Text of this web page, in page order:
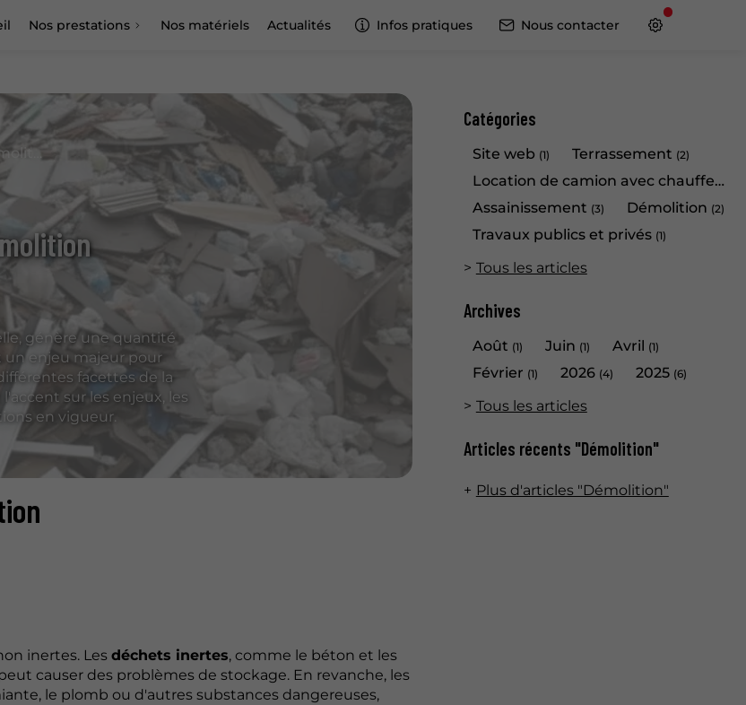
Nos prestations Nos matériels Actualités Infos pratiques Nous contacter
Catégories
Site web (1) Terrassement (2)
Location de camion avec chauffeur
Assainissement (3) Démolition (2)
Travaux publics et privés (1)
Tous les articles
Archives
Août (1) Juin (1) Avril (1)
Février (1) 2026 (4) 2025 (6)
Tous les articles
Articles récents "Démolition"
Plus d'articles "Démolition"
Gestion des déchets issus de la démolition
génère une quantité
un enjeu majeur pour
facettes de la
sur les enjeux, les
en vigueur.
inertes. Les déchets inertes, comme le béton et les
causer des problèmes de stockage. En revanche, les
le plomb ou d'autres substances dangereuses,